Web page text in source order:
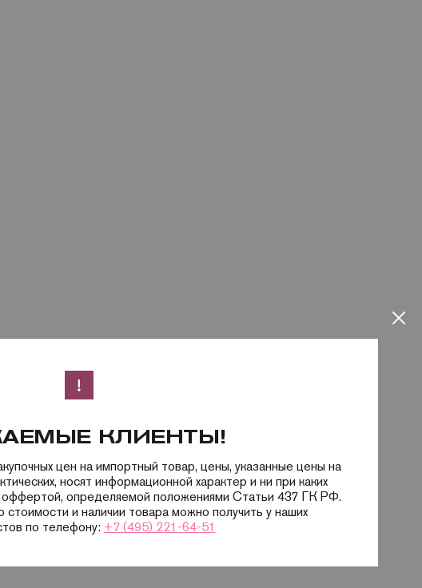
КЛИЕНТЫ!
цен на импортный товар, цены, указанные цены на
носят информационной характер и ни при каких
оффертой, определяемой положениями Статьи 437 ГК РФ.
и наличии товара можно получить у наших
по телефону: +7 (495) 221-64-51